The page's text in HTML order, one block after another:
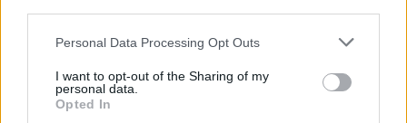
Please note that this website/app uses one or more Google
not limited to your visit or usage behaviour. You may click to
grant or deny consent to Google and its third-party tags to
use your data for below specified purposes in below Google
Personal Data Processing Opt Outs
I want to opt-out of the Sharing of my
personal data.
Opted In